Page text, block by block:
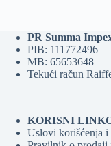
PR Summa
PIB: 111772496
MB: 65653648
Tekući račun
KORISNI
Uslovi korišćenja